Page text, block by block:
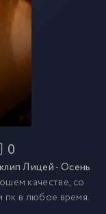
0
Лицей - Осень
качестве, со
пк в любое время.